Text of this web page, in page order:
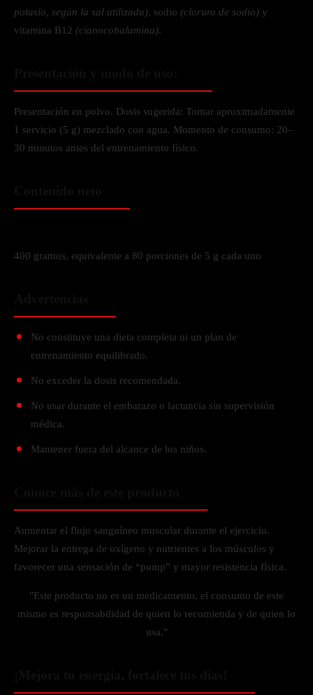
potasio, según la sal utilizada), sodio (cloruro de sodio) y
vitamina B12 (cianocobalamina).
Presentación en polvo. Dosis sugerida: Tomar aproximadamente
1 servicio (5 g) mezclado con agua. Momento de consumo: 20–
30 minutos antes del entrenamiento físico.
400 gramos, equivalente a 80 porciones de 5 g cada uno
No constituye una dieta completa ni un plan de
entrenamiento equilibrado.
No exceder la dosis recomendada.
No usar durante el embarazo o lactancia sin supervisión
médica.
Mantener fuera del alcance de los niños.
Aumentar el flujo sanguíneo muscular durante el ejercicio.
Mejorar la entrega de oxígeno y nutrientes a los músculos y
favorecer una sensación de “pump” y mayor resistencia física.
"Este producto no es un medicamento, el consumo de este
mismo es responsabilidad de quien lo recomienda y de quien lo
usa."